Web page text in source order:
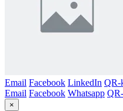
Email Facebook LinkedIn QR-
Email Facebook Whatsapp
×